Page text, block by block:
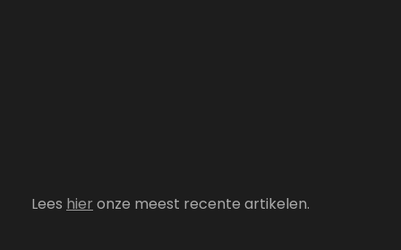
Lees hier onze meest recente artikelen.